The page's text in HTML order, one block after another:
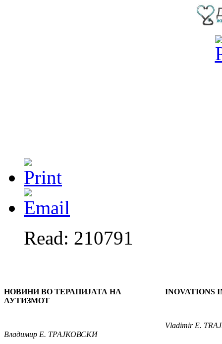
Read: 210791
НОВИНИ ВО ТЕРАПИЈАТА НА
АУТИЗМОТ
Владимир Е. ТРАЈКОВСКИ
INOVATIONS
Vladimir E.